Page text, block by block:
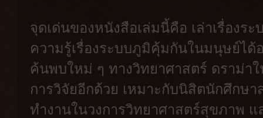
จุดเด่นของหนังสือเล่มนี้คือ เล่าเรื่องร
ความรู้เรื่องระบบภูมิคุ้มกันในมนุษย์ได้
ค้นพบใหม่ ๆ ทางวิทยาศาสตร์ ดราม่า
การวิจัยอีกด้วย เหมาะกับนิสิตนักศึกษ
ทำงานในวงการวิทยาศาสตร์สุขภาพ แ